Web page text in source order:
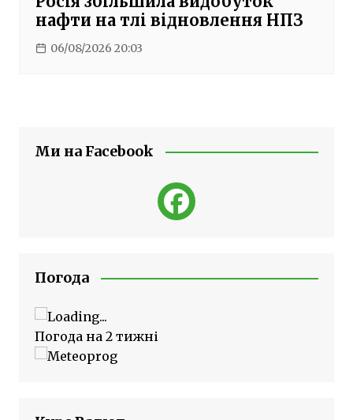
нафти на тлі відновлення НПЗ
06/08/2026 20:03
Ми на Facebook
Погода
Погода на 2 тижні